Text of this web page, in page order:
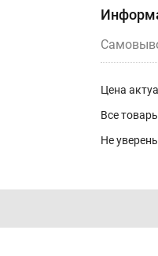
Цена
Все
Не